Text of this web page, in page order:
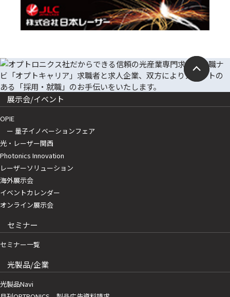
展示会/イベント
OPIE
ー 量子イノベーションフェア
光・レーザー関西
Photonics Innovation
レーザーソリューション
海外展示会
イベントカレンダー
オンライン展示会
セミナー
セミナー一覧
光製品/企業
光製品Navi